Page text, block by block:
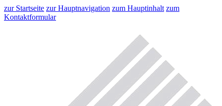
zur Startseite zur Hauptnavigation zum Hauptinhalt zum
Kontaktformular